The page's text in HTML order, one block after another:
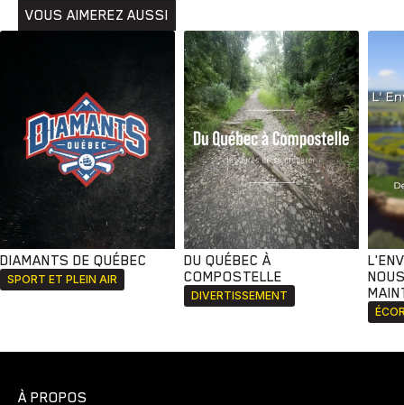
VOUS AIMEREZ AUSSI
DIAMANTS DE QUÉBEC
SPORT ET PLEIN AIR
DU QUÉBEC À
COMPOSTELLE
DIVERTISSEMENT
À PROPOS